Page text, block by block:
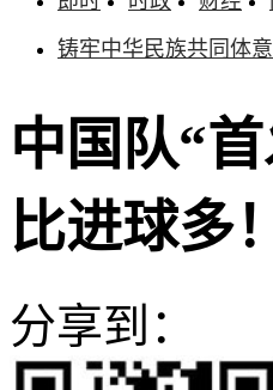
铸牢中华民族共同体
中国队“
比进球多
分享到：